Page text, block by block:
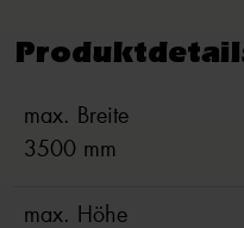
max. Breite
3500 mm
max. Höhe